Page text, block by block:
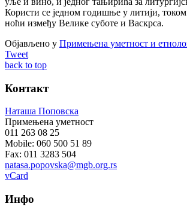
Користи се једном годишње у литији,
ноћи између Велике суботе и Васкрса.
Објављено у Примењена уметност и
Tweet
back to top
Контакт
Наташа Поповска
Примењена уметност
011 263 08 25
Mobile: 060 500 51 89
Fax: 011 3283 504
natasa.popovska@mgb.org.rs
vCard
Инфо